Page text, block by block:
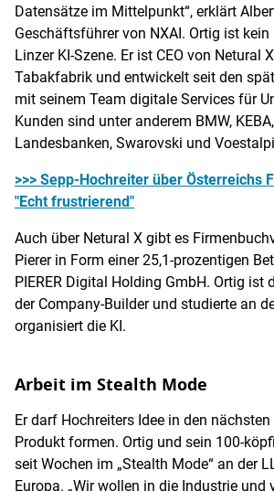
Datensätze im Mittelpunkt“, erklärt
Geschäftsführer von NXAI. Ortig ist
Linzer KI-Szene. Er ist CEO von Netural
Tabakfabrik und entwickelt seit den
mit seinem Team digitale Services für
Kunden sind unter anderem BMW,
Landesbanken, Swarovski und
>>> Sepp-Hochreiter über Österreichs
"Echt frustrierend"
Auch über Netural X gibt es
Pierer in Form einer 25,1-prozentigen
PIERER Digital Holding GmbH. Ortig ist
der Company-Builder und studierte an
organisiert die KI.
Arbeit im Stealth Mode
Er darf Hochreiters Idee in den
Produkt formen. Ortig und sein 100-
seit Wochen im „Stealth Mode“ an der
Europa. „Wir wollen in die Industrie und